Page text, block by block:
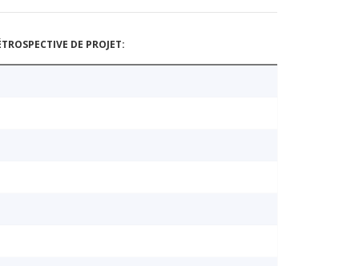
DE PROJET: